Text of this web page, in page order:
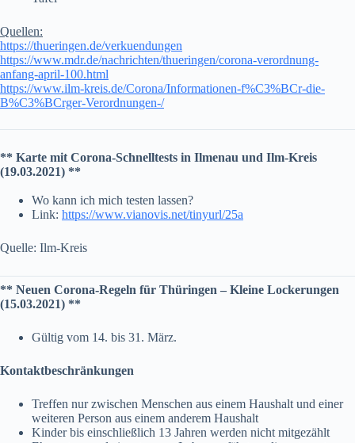
Quellen:
https://thueringen.de/verkuendungen
https://www.mdr.de/nachrichten/thueringen/corona-verordnung-
anfang-april-100.html
https://www.ilm-kreis.de/Corona/Informationen-f%C3%BCr-die-
B%C3%BCrger-Verordnungen-/
** Karte mit Corona-Schnelltests in Ilmenau und Ilm-Kreis
(19.03.2021) **
Wo kann ich mich testen lassen?
Link: https://www.vianovis.net/tinyurl/25a
Quelle: Ilm-Kreis
** Neuen Corona-Regeln für Thüringen – Kleine Lockerungen
(15.03.2021) **
Gültig vom 14. bis 31. März.
Kontaktbeschränkungen
Treffen nur zwischen Menschen aus einem Haushalt und einer
weiteren Person aus einem anderem Haushalt
Kinder bis einschließlich 13 Jahren werden nicht mitgezählt